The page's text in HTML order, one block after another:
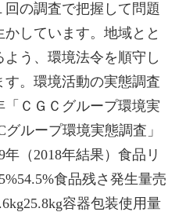
の調査で把握して問題
しています。地域とと
う、環境法令を順守し
。環境活動の実態調査
「ＣＧＣグループ環境実
ループ環境実態調査」
（2018年結果）食品リ
食品残さ発生量売
容器包装使用量